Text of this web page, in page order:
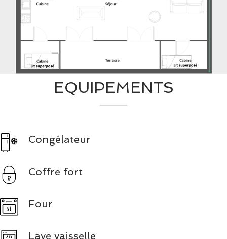
EQUIPEMENTS
Congélateur
Coffre fort
Four
Lave vaisselle